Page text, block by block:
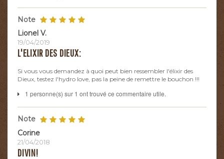
Note
Lionel V.
19/04/2019
L'ELIXIR DES DIEUX:
Si vous vous demandez à quoi peut bien ressembler l'élixir des
Dieux, testez l'hydro love, pas la peine de remettre le bouchon !!!
1 personne(s) sur 1 ont trouvé ce commentaire utile.
Note
Corine
21/04/2018
DIVIN!